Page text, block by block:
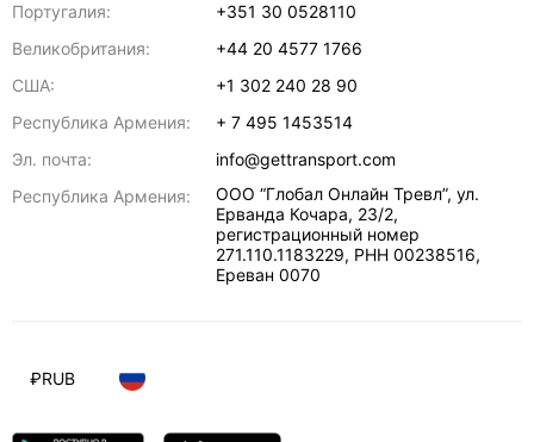
Португалия:
+351 30 0528110
Великобритания:
+44 20 4577 1766
США:
+1 302 240 28 90
Республика Армения:
+ 7 495 1453514
Эл. почта:
info@gettransport.com
Республика Армения:
ООО “Глобал Онлайн Тревл”, ул.
Ерванда Кочара, 23/2,
регистрационный номер
271.110.1183229, РНН 00238516,
Ереван 0070
₽RUB